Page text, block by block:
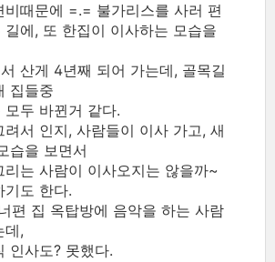
비때문에 =.= 불가리스를 사러 편
길에, 또 한집이 이사하는 모습을
산게 4년째 되어 가는데, 골목길
집들중
모두 바뀐거 같다.
려서 인지, 사람들이 이사 가고, 새
습을 보면서
리는 사람이 이사오지는 않을까~
기도 한다.
편 집 옥탑방에 음악을 하는 사람
데,
인사도? 못했다.